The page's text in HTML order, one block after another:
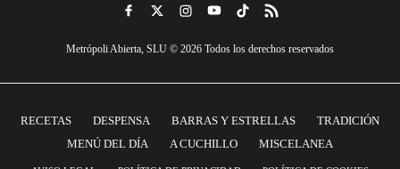
Metrópoli Abierta, SLU © 2026 Todos los derechos reservados
RECETAS DESPENSA BARRAS Y ESTRELLAS
TRADICIÓN
MENÚ DEL DÍA
A CUCHILLO MISCELANEA